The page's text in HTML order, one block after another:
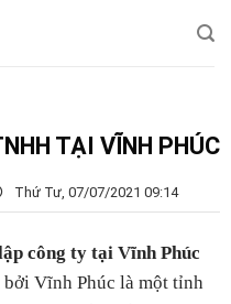
TẠI VĨNH PHÚC
Thứ Tư, 07/07/2021 09:14
công ty tại Vĩnh Phúc
bởi Vĩnh Phúc là một tỉnh